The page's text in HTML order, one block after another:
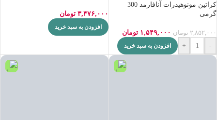
کراتین مونوهیدرات آنافارمد 300
گرمی
۲,۸۵۲,۰۰۰ تومان ۱,۵۴۹,۰۰۰ تومان
-
+ افزودن به سبد خرید
۳,۴۷۶,۰۰۰ تومان
افزودن به سبد خرید